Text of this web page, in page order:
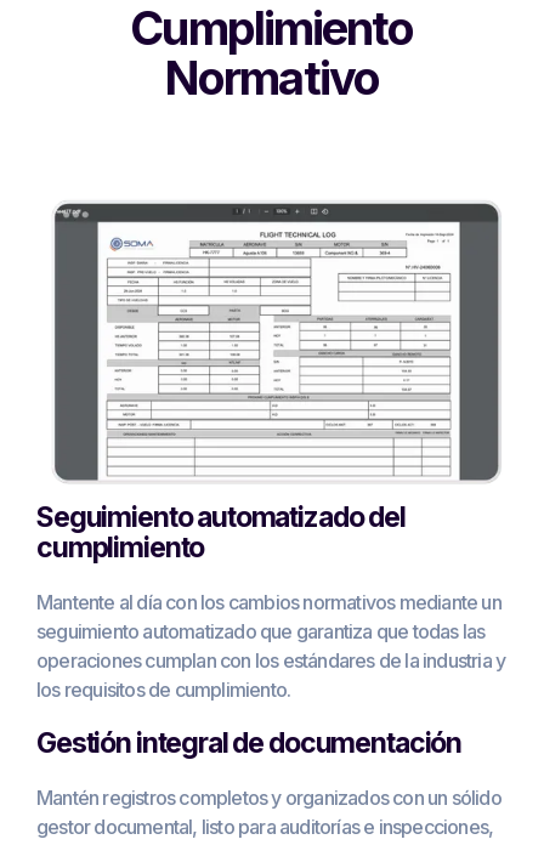
Cumplimiento
Normativo
Seguimiento automatizado del
cumplimiento
Mantente al día con los cambios normativos mediante un
seguimiento automatizado que garantiza que todas las
operaciones cumplan con los estándares de la industria y
los requisitos de cumplimiento.
Gestión integral de documentación
Mantén registros completos y organizados con un sólido
gestor documental, listo para auditorías e inspecciones,